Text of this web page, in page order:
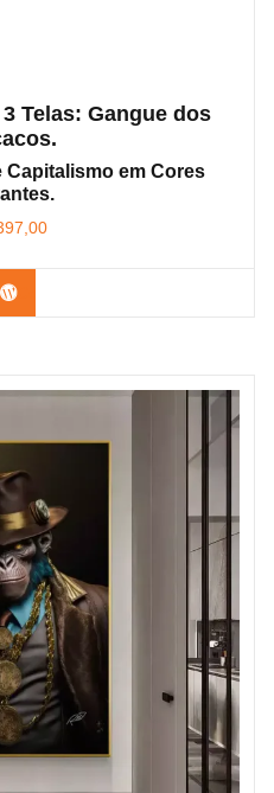
Telas: Gangue dos
Capitalismo em Cores
Confira os modelos